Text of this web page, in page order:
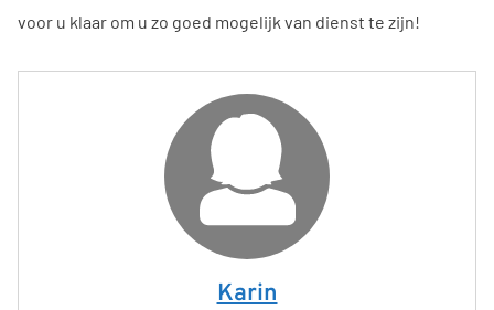
voor u klaar om u zo goed mogelijk van dienst te zijn!
Karin